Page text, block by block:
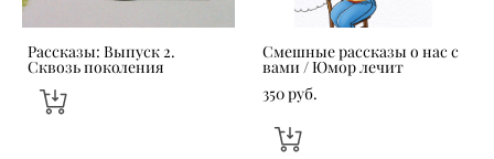
Рассказы: Выпуск 2.
Сквозь поколения
Смешные рассказы о нас с
вами / Юмор лечит
350 pуб.